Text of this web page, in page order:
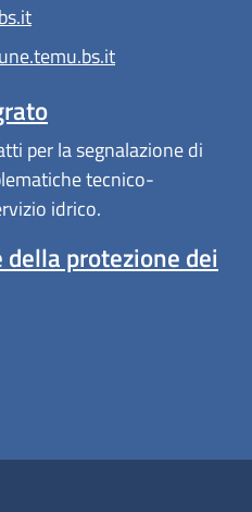
per la segnalazione di
tecnico-
idrico.
protezione dei